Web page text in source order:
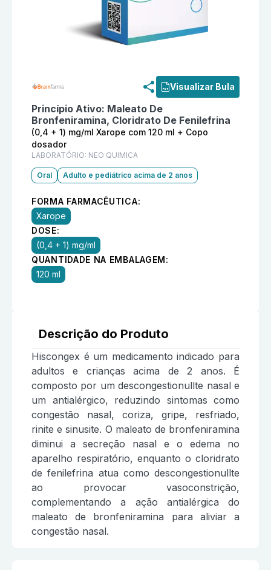
Visualizar Bula
Princípio Ativo: Maleato De
Bronfeniramina, Cloridrato De Fenilefrina
(0,4 + 1) mg/ml Xarope com 120 ml + Copo
dosador
LABORATÓRIO: NEO QUIMICA
Oral Adulto e pediátrico acima de 2 anos
FORMA FARMACÊUTICA:
Xarope
DOSE:
(0,4 + 1) mg/ml
QUANTIDADE NA EMBALAGEM:
120 ml
Descrição do Produto
Hiscongex é um medicamento indicado para
adultos e crianças acima de 2 anos. É
composto por um descongestionullte nasal e
um antialérgico, reduzindo sintomas como
congestão nasal, coriza, gripe, resfriado,
rinite e sinusite. O maleato de bronfeniramina
diminui a secreção nasal e o edema no
aparelho respiratório, enquanto o cloridrato
de fenilefrina atua como descongestionullte
ao provocar vasoconstrição,
complementando a ação antialérgica do
maleato de bronfeniramina para aliviar a
congestão nasal.